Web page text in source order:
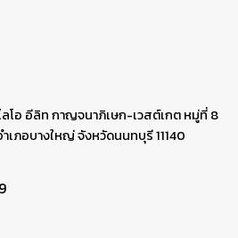
โอ อีลิท กาญจนาภิเษก-เวสต์เกต หมู่ที่ 8
เภอบางใหญ่ จังหวัดนนทบุรี 11140